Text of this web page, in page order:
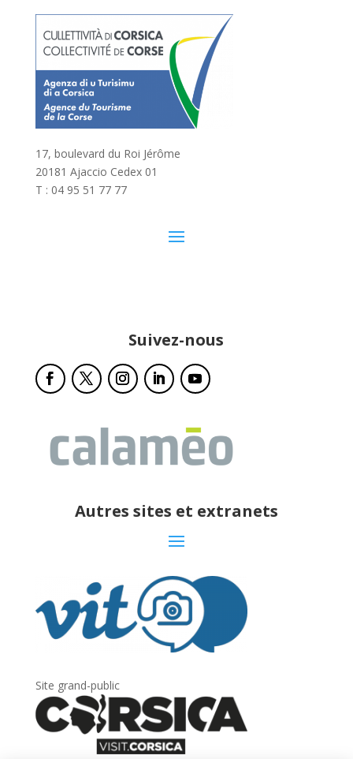
17, boulevard du Roi Jérôme
20181 Ajaccio Cedex 01
T : 04 95 51 77 77
Suivez-nous
Autres sites et extranets
Site grand-public